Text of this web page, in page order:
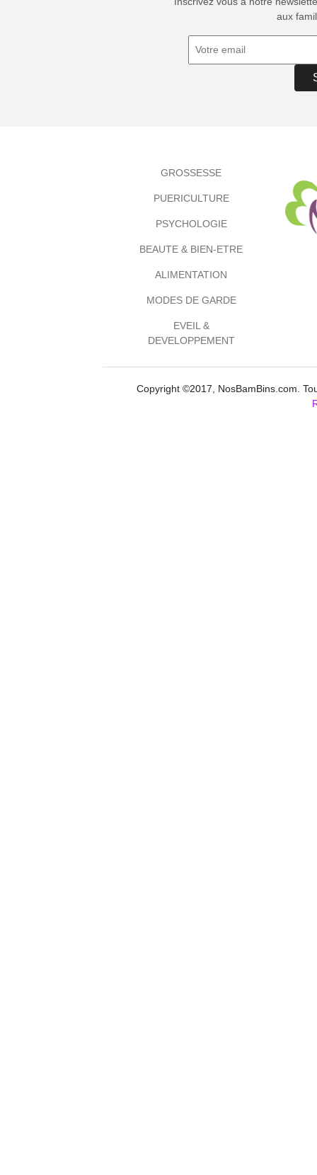
aux
GROSSESSE
PUERICULTURE
PSYCHOLOGIE
BEAUTE & BIEN-ETRE
ALIMENTATION
MODES DE GARDE
EVEIL &
DEVELOPPEMENT
Copyright ©2017, NosBamBins.com.